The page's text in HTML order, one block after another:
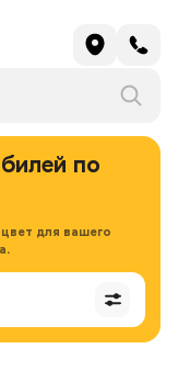
по
для вашего